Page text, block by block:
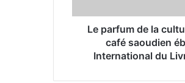
d
u
Le parfum de la
café saoudien
International du